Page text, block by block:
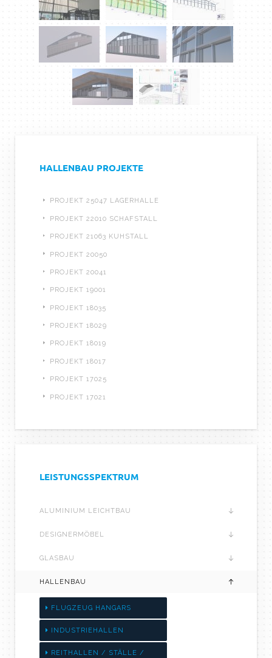
HALLENBAU PROJEKTE
PROJEKT 25047 LAGERHALLE
PROJEKT 22010 SCHAFSTALL
PROJEKT 21063 KUHSTALL
PROJEKT 20050
PROJEKT 20041
PROJEKT 19001
PROJEKT 18035
PROJEKT 18029
PROJEKT 18019
PROJEKT 18017
PROJEKT 17025
PROJEKT 17021
LEISTUNGSSPEKTRUM
ALUMINIUM LEICHTBAU
DESIGNERMÖBEL
GLASBAU
HALLENBAU
FLUGZEUG HANGARS
INDUSTRIEHALLEN
REITHALLEN / STÄLLE /